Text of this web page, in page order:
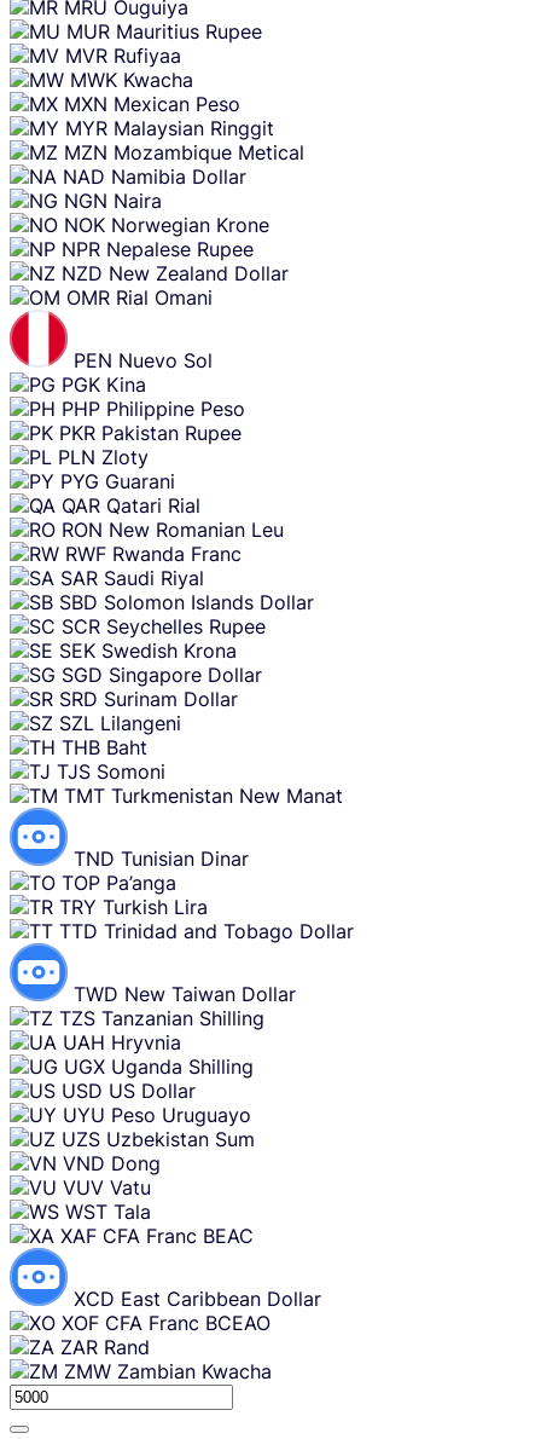
MRU Ouguiya
MUR Mauritius Rupee
MVR Rufiyaa
MWK Kwacha
MXN Mexican Peso
MYR Malaysian Ringgit
MZN Mozambique Metical
NAD Namibia Dollar
NGN Naira
NOK Norwegian Krone
NPR Nepalese Rupee
NZD New Zealand Dollar
OMR Rial Omani
PEN Nuevo Sol
PGK Kina
PHP Philippine Peso
PKR Pakistan Rupee
PLN Zloty
PYG Guarani
QAR Qatari Rial
RON New Romanian Leu
RWF Rwanda Franc
SAR Saudi Riyal
SBD Solomon Islands Dollar
SCR Seychelles Rupee
SEK Swedish Krona
SGD Singapore Dollar
SRD Surinam Dollar
SZL Lilangeni
THB Baht
TJS Somoni
TMT Turkmenistan New Manat
TND Tunisian Dinar
TOP Pa’anga
TRY Turkish Lira
TTD Trinidad and Tobago Dollar
TWD New Taiwan Dollar
TZS Tanzanian Shilling
UAH Hryvnia
UGX Uganda Shilling
USD US Dollar
UYU Peso Uruguayo
UZS Uzbekistan Sum
VND Dong
VUV Vatu
WST Tala
XAF CFA Franc BEAC
XCD East Caribbean Dollar
XOF CFA Franc BCEAO
ZAR Rand
ZMW Zambian Kwacha